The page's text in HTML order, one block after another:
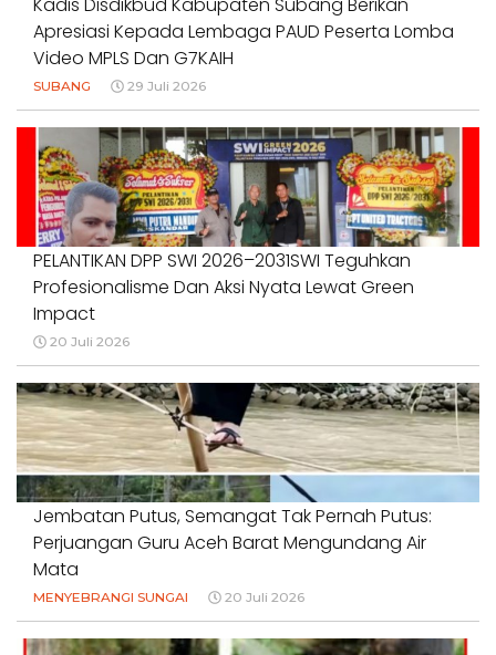
Kadis Disdikbud Kabupaten Subang Berikan
Apresiasi Kepada Lembaga PAUD Peserta Lomba
Video MPLS Dan G7KAIH
SUBANG 29 Juli 2026
PELANTIKAN DPP SWI 2026–2031SWI Teguhkan
Profesionalisme Dan Aksi Nyata Lewat Green
Impact
20 Juli 2026
Jembatan Putus, Semangat Tak Pernah Putus:
Perjuangan Guru Aceh Barat Mengundang Air
Mata
MENYEBRANGI SUNGAI 20 Juli 2026